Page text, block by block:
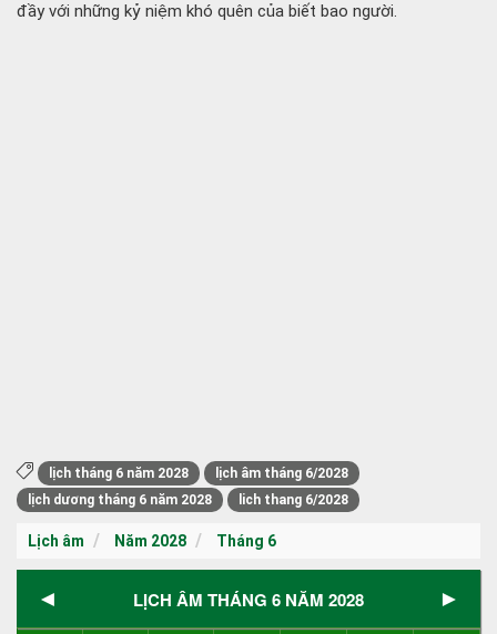
đầy với những kỷ niệm khó quên của biết bao người.
lịch tháng 6 năm 2028
lịch âm tháng 6/2028
lịch dương tháng 6 năm 2028
lich thang 6/2028
Lịch âm Năm 2028 Tháng 6
◄ LỊCH ÂM THÁNG 6 NĂM 2028 ►